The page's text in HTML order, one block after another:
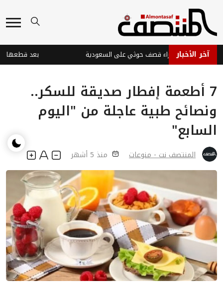
آخر الأخبار
في نجران جراء قصف حوثي على السعودية
7 أطعمة إفطار صديقة للسكر..
ونصائح طبية عاجلة من "اليوم
السابع"
المنتصف نت - منوعات منذ 5 أشهر